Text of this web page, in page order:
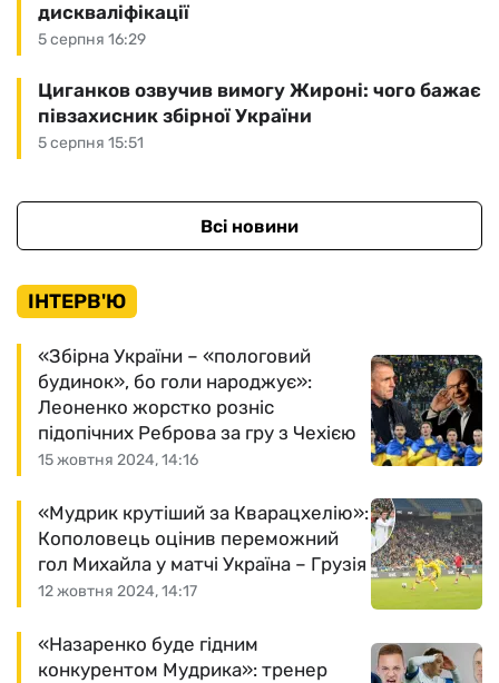
5 серпня 16:29
дискваліфікації
5 серпня 15:51
Циганков озвучив вимогу Жироні: чого бажає
півзахисник збірної України
Всі новини
ІНТЕРВ'Ю
15 жовтня 2024, 14:16
«Збірна України – «пологовий
будинок», бо голи народжує»:
Леоненко жорстко розніс
підопічних Реброва за гру з Чехією
12 жовтня 2024, 14:17
«Мудрик крутіший за Кварацхелію»:
Кополовець оцінив переможний
гол Михайла у матчі Україна – Грузія
«Назаренко буде гідним
конкурентом Мудрика»: тренер